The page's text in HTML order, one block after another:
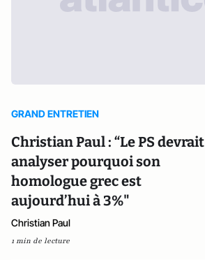
GRAND ENTRETIEN
Christian Paul : “Le PS devrait
analyser pourquoi son
homologue grec est
aujourd’hui à 3%"
Christian Paul
1 min de lecture